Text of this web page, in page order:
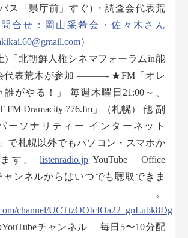
バス「県庁前」すぐ) ・調査会代表荒
問合せ：岡山采希会・佐々木さん
）
)「北朝鮮人権シネマフォーラムin能
代表荒木が参加 ———- ★FM「オレ
がやる！」 毎週木曜日21:00～、
FM Dramacity 776.fm」（札幌） 他 副
ーソナリティー インターネット
」で札幌以外でもパソコン・スマホか
ます。listenradio.jp YouTube Office
ャンネルからはいつでも聴取できま
。
channel/UCTtzOOIcIOa22_gnLubk8Dg
チャンネル 毎日5〜10分配